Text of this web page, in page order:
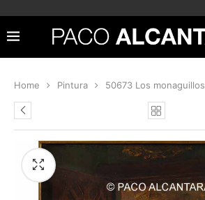
Home Pintura 50673 Los monaguillos